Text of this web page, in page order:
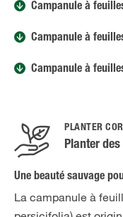
Campanule à
Campanule à
Campanule à
PLANTER
Planter
Une beauté sauvage
La campanule à